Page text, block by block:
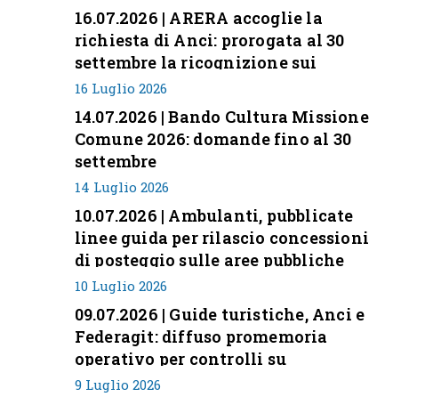
16.07.2026 | ARERA accoglie la
richiesta di Anci: prorogata al 30
settembre la ricognizione sui
corrispettivi
16 Luglio 2026
14.07.2026 | Bando Cultura Missione
Comune 2026: domande fino al 30
settembre
14 Luglio 2026
10.07.2026 | Ambulanti, pubblicate
linee guida per rilascio concessioni
di posteggio sulle aree pubbliche
10 Luglio 2026
09.07.2026 | Guide turistiche, Anci e
Federagit: diffuso promemoria
operativo per controlli su
professione
9 Luglio 2026